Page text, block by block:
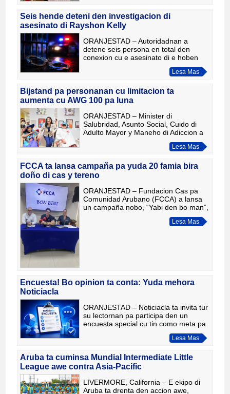
Seis hende deteni den investigacion di
asesinato di Rayshon Kelly
ORANJESTAD – Autoridadnan a
detene seis persona en total den
conexion cu e asesinato di e hoben
Rayshon Kelly, cu a perde su bida dia
22 di juli 2026 riba e parking na banda
Lesa Mas
Bijstand pa personanan cu limitacion ta
aumenta cu AWG 100 pa luna
ORANJESTAD – Minister di
Salubridad, Asunto Social, Cuido di
Adulto Mayor y Maneho di Adiccion a
anuncia cu Gobierno di Aruba a
aproba un aumento di AWG 100 pa
limi
Lesa Mas
FCCA ta lansa campaña pa yuda 20 famia bira
doño di cas y tereno
ORANJESTAD – Fundacion Cas pa
Comunidad Arubano (FCCA) a lansa
un campaña nobo, “Yabi den bo man”,
cu tin como meta yuda 20 famia na
Aruba bira doño di nan propio cas cu
Lesa Mas
Encuesta! Bo opinion ta conta: Yuda mehora
Noticiacla
ORANJESTAD – Noticiacla ta invita tur
su lectornan pa participa den un
encuesta special cu tin como meta pa
sigui mehora e experiencia di tur
hende cu ta usa nos plataforma. Cu e
Lesa Mas
Aruba ta cuminsa Mundial Intermediate Little
League awe contra Asia-Pacific
LIVERMORE, California – E ekipo di
Aruba ta drenta den accion awe,